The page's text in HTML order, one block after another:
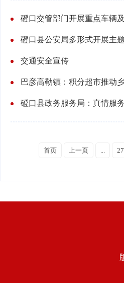
磴口交管部门开展重点车辆
磴口县公安局多形式开展主
交通安全宣传
巴彦高勒镇：积分超市推动
磴口县政务服务局：真情服
首页 上一页 ... 27